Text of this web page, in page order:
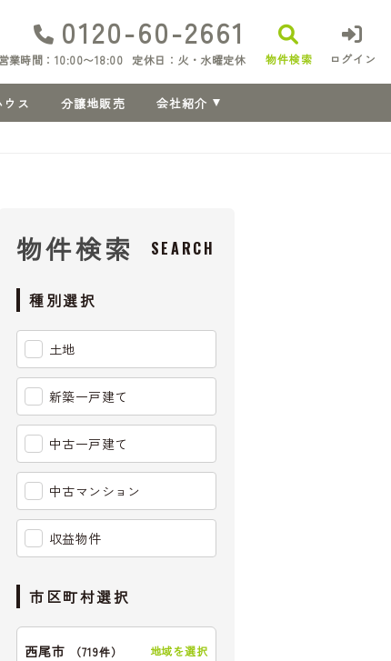
0120-60-2661
営業時間：10:00〜18:00 定休日：火・水曜定休 物件検索 ログイン
ス 分譲地販売 会社紹介
物件検索 SEARCH
種別選択
土地
新築一戸建て
中古一戸建て
中古マンション
収益物件
市区町村選択
西尾市 （719件） 地域を選択